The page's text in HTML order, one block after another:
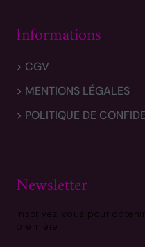
Informations
> CGV
> MENTIONS LÉGALES
> POLITIQUE DE
Newsletter
Inscrivez-vous pour
première